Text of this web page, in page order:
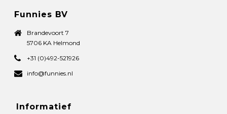
Funnies BV
Brandevoort 7
5706 KA Helmond
+31 (0)492-521926
info@funnies.nl
Informatief